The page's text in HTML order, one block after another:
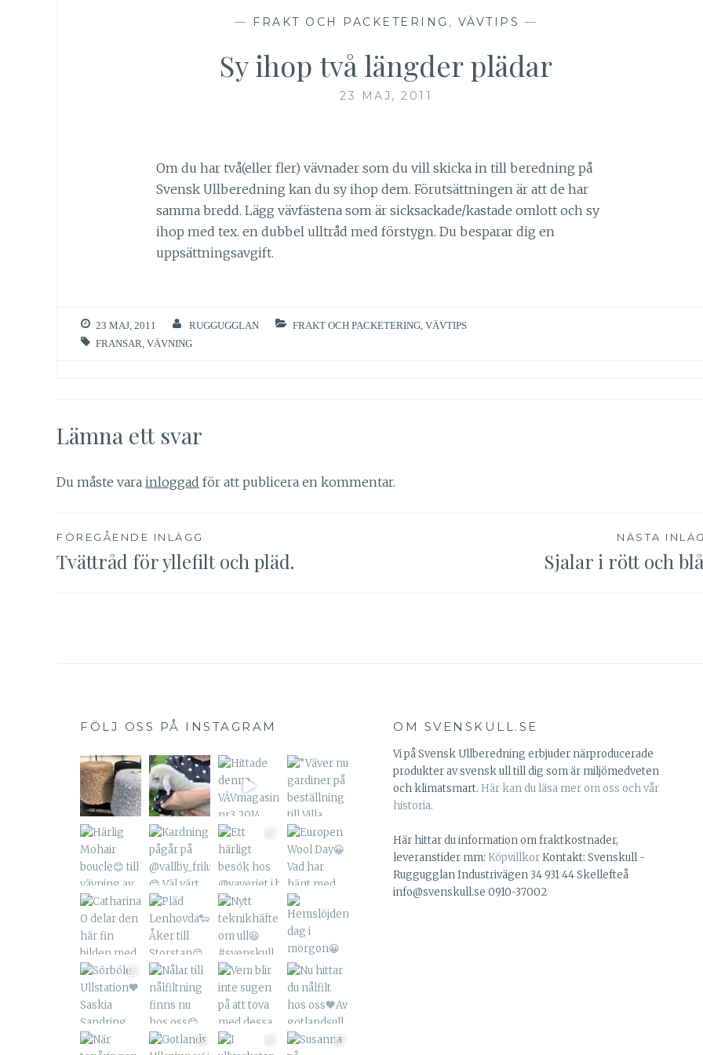
— FRAKT OCH PACKETERING , VÄVTIPS —
Sy ihop två längder plädar
23 MAJ, 2011
Om du har två(eller fler) vävnader som du vill skicka in till beredning på
Svensk Ullberedning kan du sy ihop dem. Förutsättningen är att de har
samma bredd. Lägg vävfästena som är sicksackade/kastade omlott och sy
ihop med tex. en dubbel ulltråd med förstygn. Du besparar dig en
uppsättningsavgift.
23 MAJ, 2011 RUGGUGGLAN FRAKT OCH PACKETERING, VÄVTIPS
FRANSAR VÄVNING
Lämna ett svar
Du måste vara inloggad för att publicera en kommentar.
Inläggsnavigering
FÖREGÅENDE INLÄGG
Tvättråd för yllefilt och pläd.
NÄSTA
Sjalar i rött och
FÖLJ OSS PÅ INSTAGRAM OM SVENSKULL.SE
Vi på Svensk Ullberedning erbjuder närproducerade
produkter av svensk ull till dig som är miljömedveten
och klimatsmart. Här kan du läsa mer om oss och vår
historia.
Här hittar du information om fraktkostnader,
leveranstider mm: KöpvillkorKontakt: Svenskull -
Ruggugglan Industrivägen 34 931 44 Skellefteå
info@svenskull.se 0910-37002